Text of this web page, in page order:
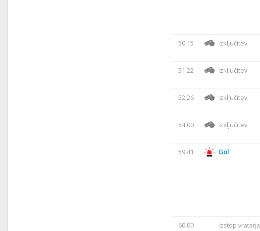
50:15 Izključitev
51:22 Izključitev
52:26 Izključitev
54:00 Izključitev
59:41 Gol
60:00 Izstop vratarja